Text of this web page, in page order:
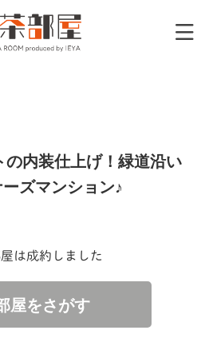
の内装仕上げ！緑道沿い
ズマンション♪
は成約しました
屋をさがす